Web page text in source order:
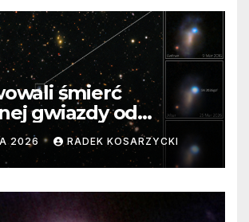
śmierć
gwiazdy od
początku. Niezwykle
2026 RADEK KOSARZYCKI